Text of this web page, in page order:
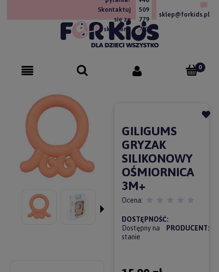
Skontaktuj
się ze
sklepem!
509
779
757
sklep@forkids.pl
GILIGUMS
GRYZAK
SILIKONOWY
OŚMIORNICA
3M+
Ocena:
DOSTĘPNOŚĆ:
Dostępny na
stanie
PRODUCENT: